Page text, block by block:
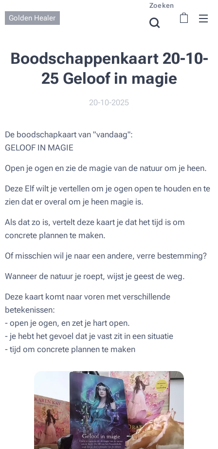
Golden Healer
Zoeken
Boodschappenkaart 20-10-
25 Geloof in magie
20-10-2025
De boodschapkaart van "vandaag":
GELOOF IN MAGIE
Open je ogen en zie de magie van de natuur om je heen.
Deze Elf wilt je vertellen om je ogen open te houden en te
zien dat er overal om je heen magie is.
Als dat zo is, vertelt deze kaart je dat het tijd is om
concrete plannen te maken.
Of misschien wil je naar een andere, verre bestemming?
Wanneer de natuur je roept, wijst je geest de weg.
Deze kaart komt naar voren met verschillende
betekenissen:
- open je ogen, en zet je hart open.
- je hebt het gevoel dat je vast zit in een situatie
- tijd om concrete plannen te maken